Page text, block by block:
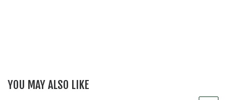
YOU MAY ALSO LIKE